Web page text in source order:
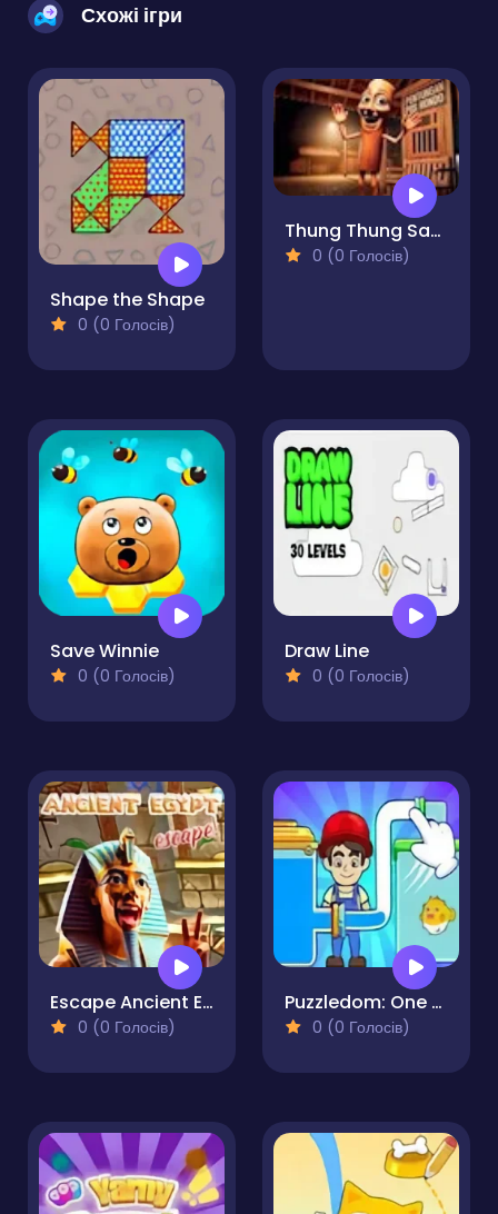
Схожі ігри
Shape the Shape
0 (0 Голосів)
Thung Thung Sahur Difference
0 (0 Голосів)
Save Winnie
0 (0 Голосів)
Draw Line
0 (0 Голосів)
Escape Ancient Egypt
0 (0 Голосів)
Puzzledom: One Line
0 (0 Голосів)